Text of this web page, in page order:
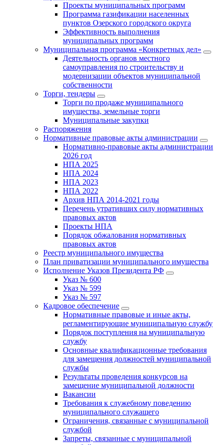
Проекты муниципальных программ
Программа газификации населенных
пунктов Озерского городского округа
Эффективность выполнения
муниципальных программ
Муниципальная программа «Конкретных дел»
Деятельность органов местного
самоуправления по строительству и
модернизации объектов муниципальной
собственности
Торги, тендеры
Торги по продаже муниципального
имущества, земельные торги
Муниципальные закупки
Распоряжения
Нормативные правовые акты администрации
Нормативно-правовые акты администрации
2026 год
НПА 2025
НПА 2024
НПА 2023
НПА 2022
Архив НПА 2014-2021 годы
Перечень утративших силу нормативных
правовых актов
Проекты НПА
Порядок обжалования нормативных
правовых актов
Реестр муниципального имущества
План приватизации муниципального имущества
Исполнение Указов Президента РФ
Указ № 600
Указ № 599
Указ № 597
Кадровое обеспечение
Нормативные правовые и иные акты,
регламентирующие муниципальную службу
Порядок поступления на муниципальную
службу
Основные квалификационные требования
для замещения должностей муниципальной
службы
Результаты проведения конкурсов на
замещение муниципальной должности
Вакансии
Требования к служебному поведению
муниципального служащего
Ограничения, связанные с муниципальной
службой
Запреты, связанные с муниципальной